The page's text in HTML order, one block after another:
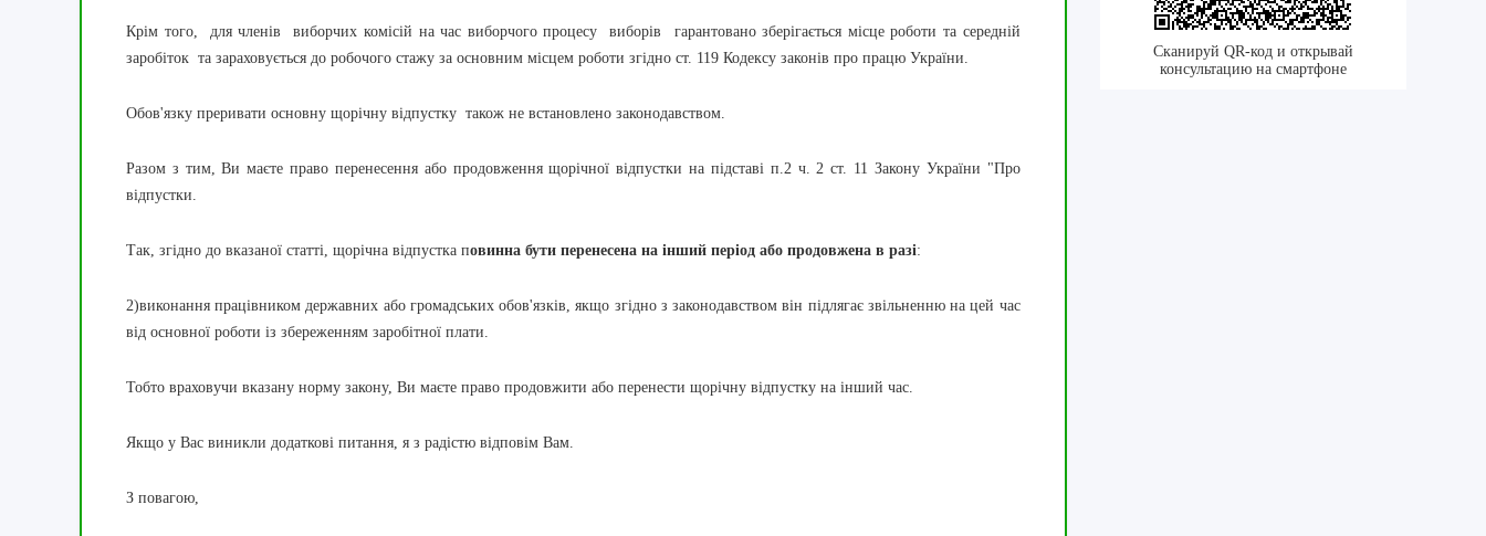
Крім того, для членів виборчих комісій на час виборчого процесу виборів гарантовано зберігається місце роботи та середній
заробіток та зараховується до робочого стажу за основним місцем роботи згідно ст. 119 Кодексу законів про працю України.
Обов'язку преривати основну щорічну відпустку також не встановлено законодавством.
Разом з тим, Ви маєте право перенесення або продовження щорічної відпустки на підставі п.2 ч. 2 ст. 11 Закону України "Про
відпустки.
Так, згідно до вказаної статті, щорічна відпустка повинна бути перенесена на інший період або продовжена в разі:
2)виконання працівником державних або громадських обов'язків, якщо згідно з законодавством він підлягає звільненню на цей час
від основної роботи із збереженням заробітної плати.
Тобто враховучи вказану норму закону, Ви маєте право продовжити або перенести щорічну відпустку на інший час.
Якщо у Вас виникли додаткові питання, я з радістю відповім Вам.
З повагою,
Сканируй QR-код и открывай
консультацию на смартфоне